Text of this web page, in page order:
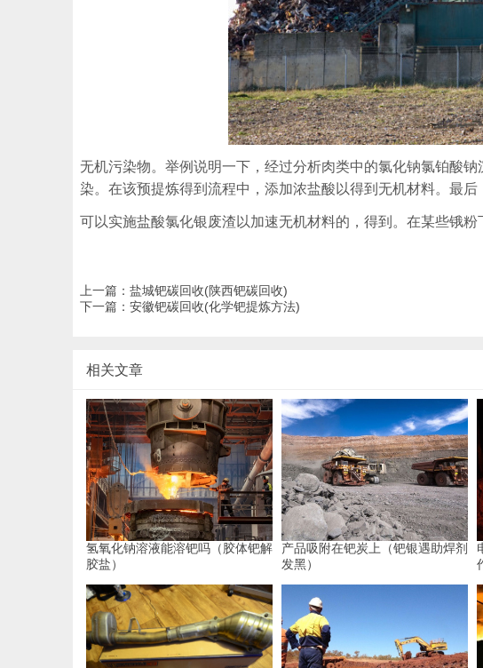
无机污染物。举例说明一下，经过分析肉类中的氯化钠氯铂酸
染。在该预提炼得到流程中，添加浓盐酸以得到无机材料。最后
可以实施盐酸氯化银废渣以加速无机材料的，得到。在某些锇粉
上一篇： 盐城钯碳回收(陕西钯碳回收)
下一篇： 安徽钯碳回收(化学钯提炼方法)
相关文章
氢氧化钠溶液能溶钯吗（胶体钯解
胶盐）
产品吸附在钯炭上（钯银遇助焊剂
发黑）